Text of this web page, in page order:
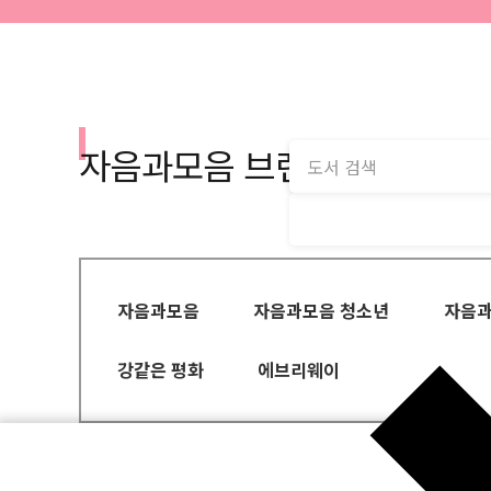
자음과모음 브랜드
자음과모음 자음과모음 청소년 자음
강같은 평화 에브리웨이